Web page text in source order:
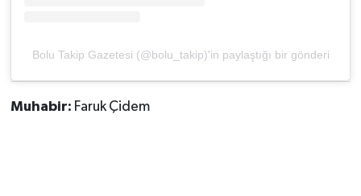
Bolu Takip Gazetesi (@bolu_takip)'in paylaştığı bir gönderi
Muhabir: Faruk Çidem